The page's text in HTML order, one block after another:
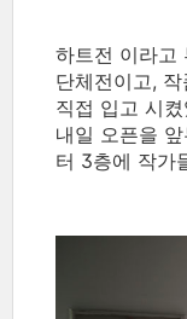
하트전 이라고
단체전이고,
직접 입고 시켰
내일 오픈을
터 3층에 작가